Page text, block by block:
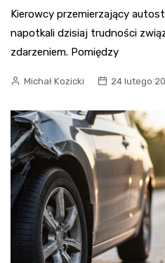
Kierowcy przemierzający
napotkali dzisiaj trudności
zdarzeniem. Pomiędzy
Michał Kozicki 24 lutego